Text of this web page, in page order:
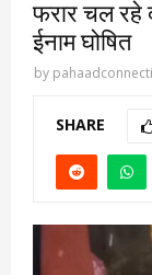
फरार चल रहे
ईनाम घोषित
by
SHARE